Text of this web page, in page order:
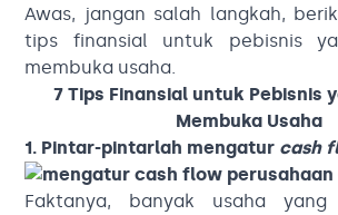
Awas, jangan salah langkah,
tips finansial untuk pebisnis
membuka usaha.
7 Tips Finansial untuk Pebisnis
Membuka Usaha
1. Pintar-pintarlah mengatur cash
Faktanya, banyak usaha